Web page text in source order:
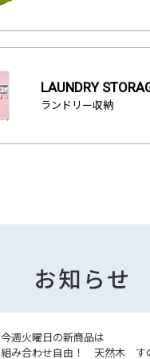
LAUNDRY
ランドリー収納
お知らせ
今週火曜日の新商品は
組み合わせ自由！ 天然木 す